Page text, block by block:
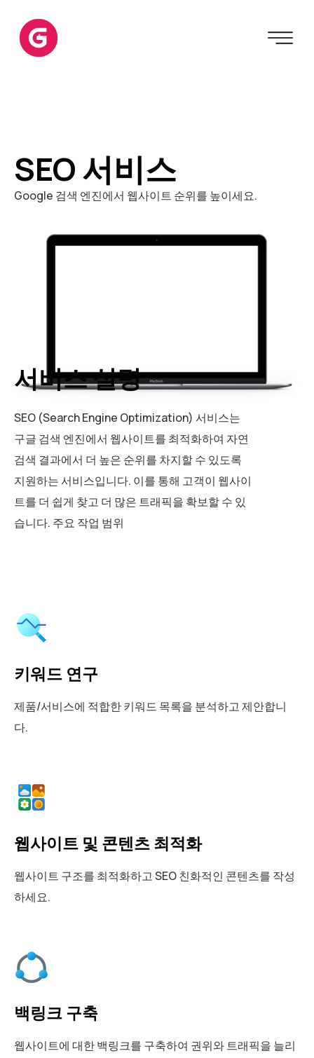
SEO 서비스
Google 검색 엔진에서 웹사이트 순위를 높이세요.
서비스 설명
SEO (Search Engine Optimization) 서비스는
구글 검색 엔진에서 웹사이트를 최적화하여 자연
검색 결과에서 더 높은 순위를 차지할 수 있도록
지원하는 서비스입니다. 이를 통해 고객이 웹사이
트를 더 쉽게 찾고 더 많은 트래픽을 확보할 수 있
습니다. 주요 작업 범위
키워드 연구
제품/서비스에 적합한 키워드 목록을 분석하고 제안합니
다.
웹사이트 및 콘텐츠 최적화
웹사이트 구조를 최적화하고 SEO 친화적인 콘텐츠를 작성
하세요.
백링크 구축
웹사이트에 대한 백링크를 구축하여 권위와 트래픽을 늘리